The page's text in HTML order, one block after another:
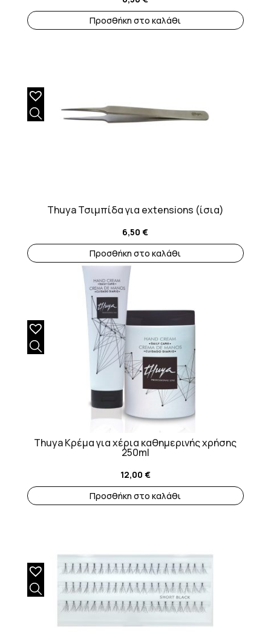
Προσθήκη στο καλάθι
Thuya Τσιμπίδα για extensions (ίσια)
6,50€
Προσθήκη στο καλάθι
Thuya Κρέμα για χέρια καθημερινής χρήσης
250ml
12,00 €
Προσθήκη στο καλάθι